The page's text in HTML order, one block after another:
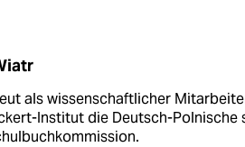
als wissenschaft­licher
Institut die Deutsch-Polnische